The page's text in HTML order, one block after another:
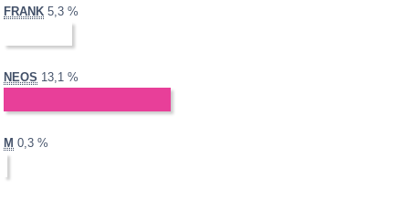
FRANK 2013:
5,3 %
NEOS 2013:
13,1 %
teilgenommen
M 2013:
0,3 %